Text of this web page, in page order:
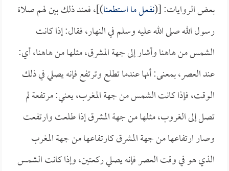
بعض الروايات: [(نفعل ما استطعنا)]، فعند ذلك بين لهم صلاة
رسول الله صلى الله عليه وسلم في النهار، فقال: إذا كانت
الشمس من هاهنا وأشار إلى جهة المشرق، مثلها من هاهنا، أي:
عند العصر، بمعنى: أنها عندما تطلع وترتفع فإنه يصلي في ذلك
الوقت، فإذا كانت الشمس من جهة المغرب، يعني: مرتفعة لم
تصل إلى الغروب، مثلها من جهة المشرق إذا طلعت وارتفعت
وصار ارتفاعها من جهة المشرق كارتفاعها من جهة المغرب
الذي هو في وقت العصر فإنه يصلي ركعتين، وإذا كانت الشمس